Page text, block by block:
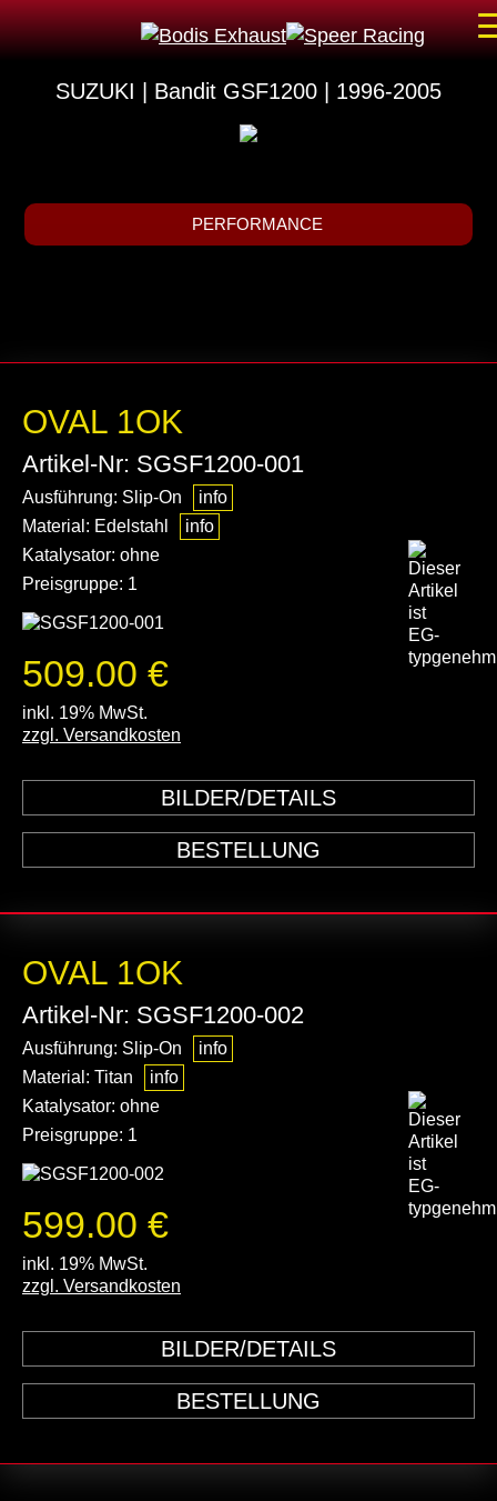
SUZUKI | Bandit GSF1200 | 1996-2005
PERFORMANCE
OVAL 1OK
Artikel-Nr: SGSF1200-001
Ausführung: Slip-On info
Material: Edelstahl info
Katalysator: ohne
Preisgruppe: 1
509.00 €
inkl. 19% MwSt.
zzgl. Versandkosten
BILDER/DETAILS
BESTELLUNG
OVAL 1OK
Artikel-Nr: SGSF1200-002
Ausführung: Slip-On info
Material: Titan info
Katalysator: ohne
Preisgruppe: 1
599.00 €
inkl. 19% MwSt.
zzgl. Versandkosten
BILDER/DETAILS
BESTELLUNG